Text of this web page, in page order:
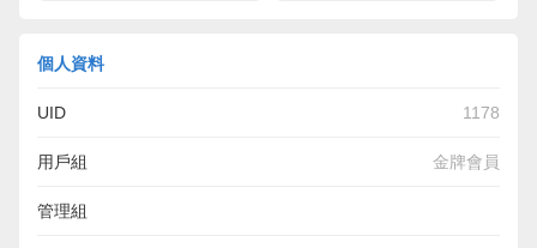
個人資料
UID 1178
用戶組 金牌會員
管理組